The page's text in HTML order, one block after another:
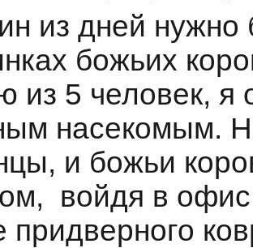
из дней нужно
божьих
из 5 человек, я
насекомым.
и божьи
войдя в
придверного